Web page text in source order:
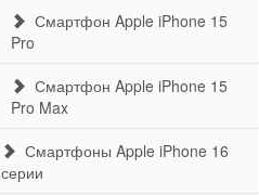
Смартфон Apple iPhone 15
Pro
Смартфон Apple iPhone 15
Pro Max
Смартфоны Apple iPhone 16
серии